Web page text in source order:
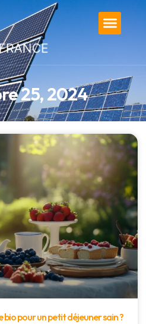
25, 2024
pour un petit déjeuner sain ?